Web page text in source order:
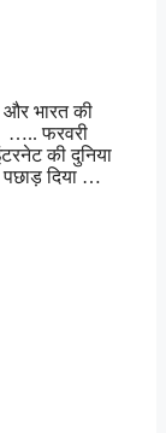
और भारत की
….. फरवरी
की दुनिया
दिया …